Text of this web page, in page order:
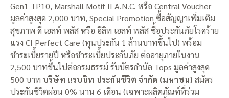
Gen1 TP10, Marshall Motif II A.N.C. หรือ Central Voucher
มูลค่าสูงสุด 2,000 บาท, Special Promotion ซื้อสัญญาเพิ่มเติม
สุขภาพ ดี เฮลท์ พลัส หรือ อีลิท เฮลท์ พลัส ซื้อประกันภัยโรคร้าย
แรง CI Perfect Care (ทุนประกัน 1 ล้านบาทขึ้นไป) พร้อม
ชำระเบี้ยรายปี หรือชำระเบี้ยประกันภัย ต่ออายุภายในงาน
2,500 บาทขึ้นไปต่อกรมธรรม์ รับบัตรกำนัล Tops มูลค่าสูงสุด
500 บาท บริษัท แรบบิท ประกันชีวิต จำกัด (มหาชน) สมัคร
ประกันชีวิตผ่อน 0% นาน 6 เดือน (เฉพาะผลิตภัณฑ์ที่ร่วม